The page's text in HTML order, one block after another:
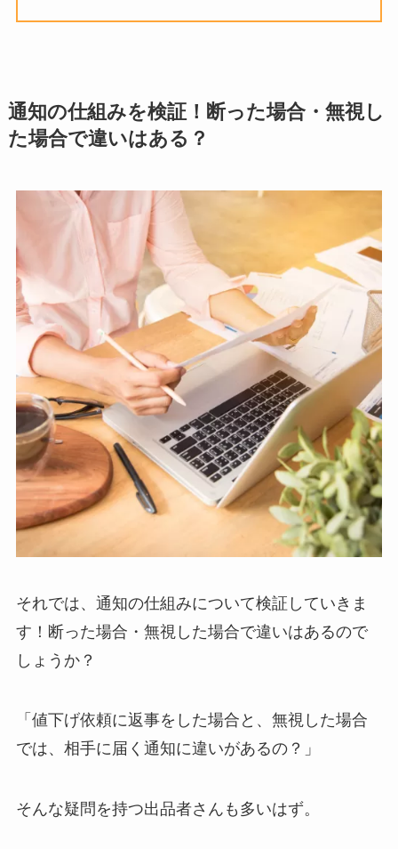
通知の仕組みを検証！断った場合・無視し
た場合で違いはある？
それでは、通知の仕組みについて検証していきま
す！断った場合・無視した場合で違いはあるので
しょうか？
「値下げ依頼に返事をした場合と、無視した場合
では、相手に届く通知に違いがあるの？」
そんな疑問を持つ出品者さんも多いはず。